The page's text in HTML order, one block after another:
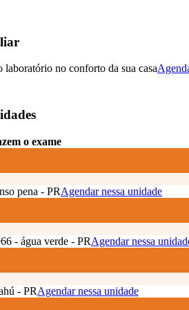
laboratório no conforto da sua casa
o exame
pena - PRAgendar nessa unidade
- água verde - PRAgendar nessa
- PRAgendar nessa unidade